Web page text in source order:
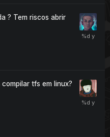
? Tem riscos abrir
compilar tfs em linux?